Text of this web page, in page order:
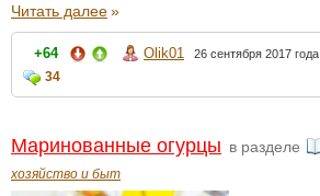
Читать далее»
+64 Olik01 26 сентября 2017 года
34
Маринованные огурцы в разделе
хозяйство и быт